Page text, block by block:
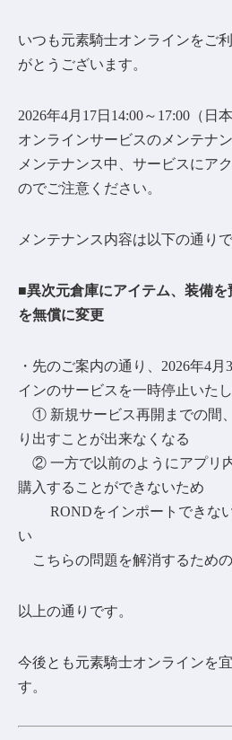
いつも元素騎士オンラインをご
がとうございます。
2026年4月17日14:00～17:00（日
オンラインサービスのメンテナ
メンテナンス中、サービスにア
のでご注意ください。
メンテナンス内容は以下の通りで
■異次元倉庫にアイテム、装備を
を無償に変更
・先のご案内の通り、2026年4
インのサービスを一時停止いたし
① 新規サービス再開までの間
り出すことが出来なくなる
② 一方で以前のようにアプリ
購入することができないため
RONDをインポートできない
い
こちらの問題を解消するための
以上の通りです。
今後とも元素騎士オンラインを
す。